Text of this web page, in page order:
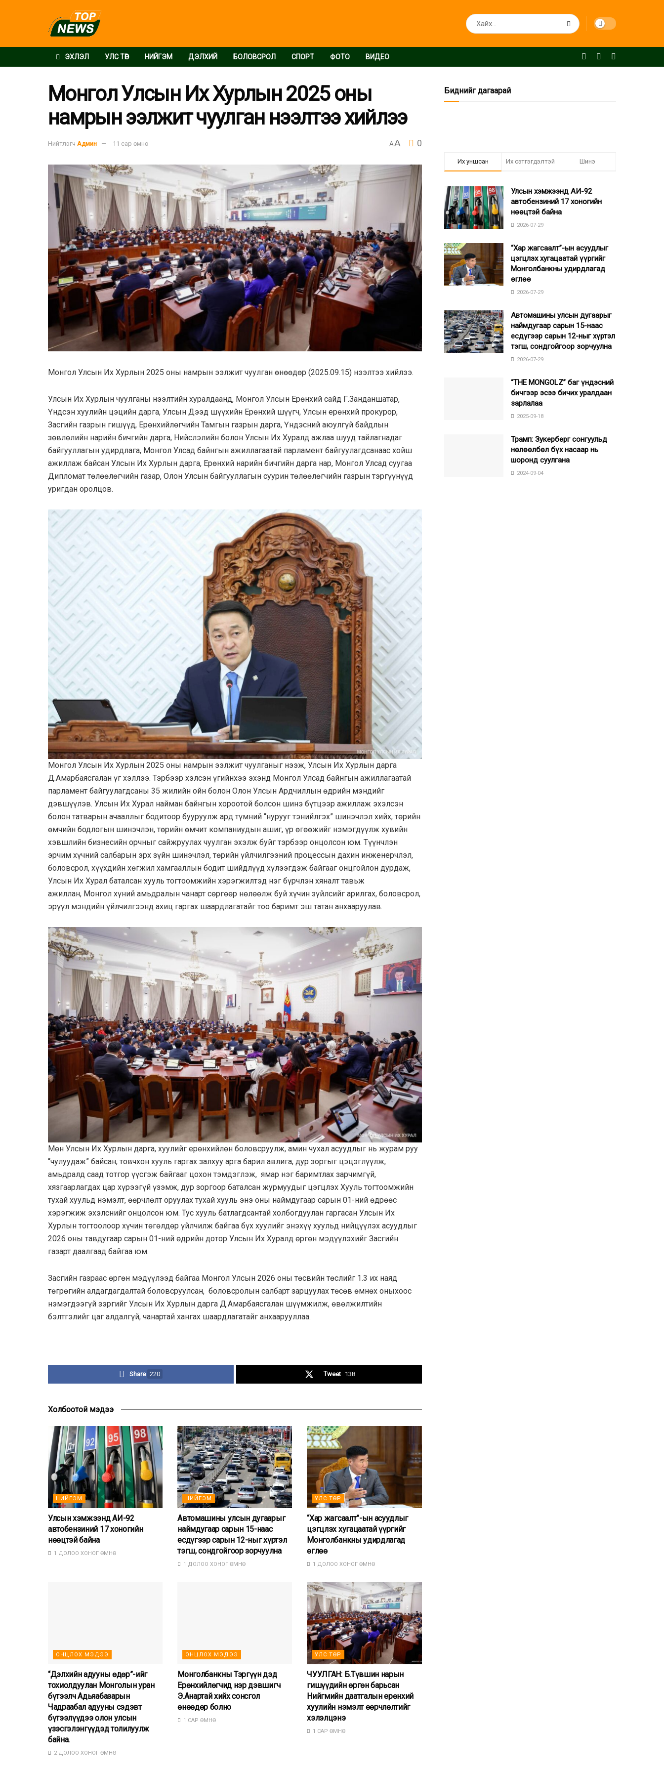
ЭХЛЭЛ УЛС ТӨР НИЙГЭМ ДЭЛХИЙ БОЛОВСРОЛ СПОРТ ФОТО ВИДЕО
Монгол Улсын Их Хурлын 2025 оны
намрын ээлжит чуулган нээлтээ хийлээ
Нийтлэгч Админ 11 сар өмнө AA 0
Монгол Улсын Их Хурлын 2025 оны намрын ээлжит чуулган өнөөдөр (2025.09.15) нээлтээ хийлээ.
Улсын Их Хурлын чуулганы нээлтийн хуралдаанд, Монгол Улсын Ерөнхий сайд Г.Занданшатар,
Үндсэн хуулийн цэцийн дарга, Улсын Дээд шүүхийн Ерөнхий шүүгч, Улсын ерөнхий прокурор,
Засгийн газрын гишүүд, Ерөнхийлөгчийн Тамгын газрын дарга, Үндэсний аюулгүй байдлын
зөвлөлийн нарийн бичгийн дарга, Нийслэлийн болон Улсын Их Хуралд ажлаа шууд тайлагнадаг
байгууллагын удирдлага, Монгол Улсад байнгын ажиллагаатай парламент байгуулагдсанаас хойш
ажиллаж байсан Улсын Их Хурлын дарга, Ерөнхий нарийн бичгийн дарга нар, Монгол Улсад суугаа
Дипломат төлөөлөгчийн газар, Олон Улсын байгууллагын суурин төлөөлөгчийн газрын тэргүүнүүд
уригдан оролцов.
Монгол Улсын Их Хурлын 2025 оны намрын ээлжит чуулганыг нээж, Улсын Их Хурлын дарга
Д.Амарбаясгалан үг хэллээ. Тэрбээр хэлсэн үгийнхээ эхэнд Монгол Улсад байнгын ажиллагаатай
парламент байгуулагдсаны 35 жилийн ойн болон Олон Улсын Ардчиллын өдрийн мэндийг
дэвшүүлэв. Улсын Их Хурал найман байнгын хороотой болсон шинэ бүтцээр ажиллаж эхэлсэн
болон татварын ачааллыг бодитоор бууруулж ард түмний “нурууг тэнийлгэх” шинэчлэл хийх, төрийн
өмчийн бодлогын шинэчлэн, төрийн өмчит компаниудын ашиг, үр өгөөжийг нэмэгдүүлж хувийн
хэвшлийн бизнесийн орчныг сайжруулах чуулган эхэлж буйг тэрбээр онцолсон юм. Түүнчлэн
эрчим хүчний салбарын эрх зүйн шинэчлэл, төрийн үйлчилгээний процессын дахин инженерчлэл,
боловсрол, хүүхдийн хөгжил хамгааллын бодит шийдлүүд хүлээгдэж байгааг онцгойлон дурдаж,
Улсын Их Хурал баталсан хууль тогтоомжийн хэрэгжилтэд нэг бүрчлэн хяналт тавьж
ажиллан, Монгол хүний амьдралын чанарт сөргөөр нөлөөлж буй хүчин зүйлсийг арилгах, боловсрол,
эрүүл мэндийн үйлчилгээнд ахиц гаргах шаардлагатайг тоо баримт эш татан анхааруулав.
Мөн Улсын Их Хурлын дарга, хуулийг ерөнхийлөн боловсруулж, амин чухал асуудлыг нь журам руу
“чулуудаж” байсан, товчхон хууль гаргах залхуу арга барил авлига, дур зоргыг цэцэглүүлж,
амьдралд саад тотгор үүсгэж байгааг цохон тэмдэглэж, ямар нэг баримтлах зарчимгүй,
хязгаарлагдах цар хүрээгүй үзэмж, дур зоргоор баталсан журмуудыг цэгцлэх Хууль тогтоомжийн
тухай хуульд нэмэлт, өөрчлөлт оруулах тухай хууль энэ оны наймдугаар сарын 01-ний өдрөөс
хэрэгжиж эхэлснийг онцолсон юм. Тус хууль батлагдсантай холбогдуулан гаргасан Улсын Их
Хурлын тогтоолоор хүчин төгөлдөр үйлчилж байгаа бүх хуулийг энэхүү хуульд нийцүүлэх асуудлыг
2026 оны тавдугаар сарын 01-ний өдрийн дотор Улсын Их Хуралд өргөн мэдүүлэхийг Засгийн
газарт даалгаад байгаа юм.
Засгийн газраас өргөн мэдүүлээд байгаа Монгол Улсын 2026 оны төсвийн төслийг 1.3 их наяд
төгрөгийн алдагдагдалтай боловсруулсан, боловсролын салбарт зарцуулах төсөв өмнөх оныхоос
нэмэгдээгүй зэргийг Улсын Их Хурлын дарга Д.Амарбаясгалан шүүмжилж, өвөлжилтийн
бэлтгэлийг цаг алдалгүй, чанартай хангах шаардлагатайг анхаарууллаа.
Share 220 Tweet 138
Холбоотой мэдээ
НИЙГЭМ
Улсын хэмжээнд АИ-92
автобензиний 17 хоногийн
нөөцтэй байна
1 ДОЛОО ХОНОГ ӨМНӨ
НИЙГЭМ
Автомашины улсын дугаарыг
наймдугаар сарын 15-наас
есдүгээр сарын 12-ныг хүртэл
тэгш, сондгойгоор зорчуулна
1 ДОЛОО ХОНОГ ӨМНӨ
УЛС ТӨР
“Хар жагсаалт”-ын асуудлыг
цэгцлэх хугацаатай үүргийг
Монголбанкны удирдлагад
өглөө
1 ДОЛОО ХОНОГ ӨМНӨ
ОНЦЛОХ МЭДЭЭ
“Дэлхийн адууны өдөр”-ийг
тохиолдуулан Монголын уран
бүтээлч Адьяабазарын
Чадраабал адууны сэдэвт
бүтээлүүдээ олон улсын
үзэсгэлэнгүүдэд толилуулж
байна.
2 ДОЛОО ХОНОГ ӨМНӨ
ОНЦЛОХ МЭДЭЭ
Монголбанкны Тэргүүн дэд
Ерөнхийлөгчид нэр дэвшигч
Э.Анартай хийх сонсгол
өнөөдөр болно
1 САР ӨМНӨ
УЛС ТӨР
ЧУУЛГАН: Б.Түвшин нарын
гишүүдийн өргөн барьсан
Нийгмийн даатгалын ерөнхий
хуулийн нэмэлт өөрчлөлтийг
хэлэлцэнэ
1 САР ӨМНӨ
Биднийг дагаарай
Их уншсан Их сэтгэгдэлтэй Шинэ
Улсын хэмжээнд АИ-92
автобензиний 17 хоногийн
нөөцтэй байна
2026-07-29
“Хар жагсаалт”-ын асуудлыг
цэгцлэх хугацаатай үүргийг
Монголбанкны удирдлагад
өглөө
2026-07-29
Автомашины улсын дугаарыг
наймдугаар сарын 15-наас
есдүгээр сарын 12-ныг хүртэл
тэгш, сондгойгоор зорчуулна
2026-07-29
“THE MONGOLZ” баг үндэсний
бичгээр эсээ бичих уралдаан
зарлалаа
2025-09-18
Трамп: Зукерберг сонгуульд
нөлөөлбөл бүх насаар нь
шоронд суулгана
2024-09-04